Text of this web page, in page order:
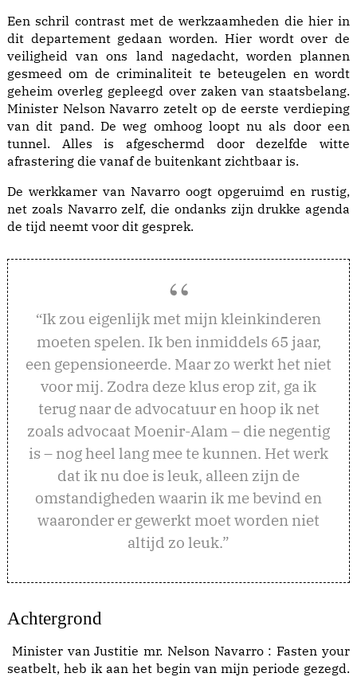
Een schril contrast met de werkzaamheden die hier in
dit departement gedaan worden. Hier wordt over de
veiligheid van ons land nagedacht, worden plannen
gesmeed om de criminaliteit te beteugelen en wordt
geheim overleg gepleegd over zaken van staatsbelang.
Minister Nelson Navarro zetelt op de eerste verdieping
van dit pand. De weg omhoog loopt nu als door een
tunnel. Alles is afgeschermd door dezelfde witte
afrastering die vanaf de buitenkant zichtbaar is.
De werkkamer van Navarro oogt opgeruimd en rustig,
net zoals Navarro zelf, die ondanks zijn drukke agenda
de tijd neemt voor dit gesprek.
“Ik zou eigenlijk met mijn kleinkinderen
moeten spelen. Ik ben inmiddels 65 jaar,
een gepensioneerde. Maar zo werkt het niet
voor mij. Zodra deze klus erop zit, ga ik
terug naar de advocatuur en hoop ik net
zoals advocaat Moenir-Alam – die negentig
is – nog heel lang mee te kunnen. Het werk
dat ik nu doe is leuk, alleen zijn de
omstandigheden waarin ik me bevind en
waaronder er gewerkt moet worden niet
altijd zo leuk.”
Achtergrond
Minister van Justitie mr. Nelson Navarro : Fasten your
seatbelt, heb ik aan het begin van mijn periode gezegd.